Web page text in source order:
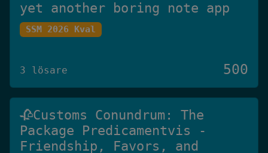
yet another boring note app
SSM 2026 Kval
3 lösare 500
🥀Customs Conundrum: The
Package Predicamentvis -
Friendship, Favors, and